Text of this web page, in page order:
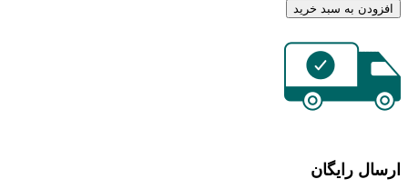
افزودن به سبد خرید
ارسال رایگان